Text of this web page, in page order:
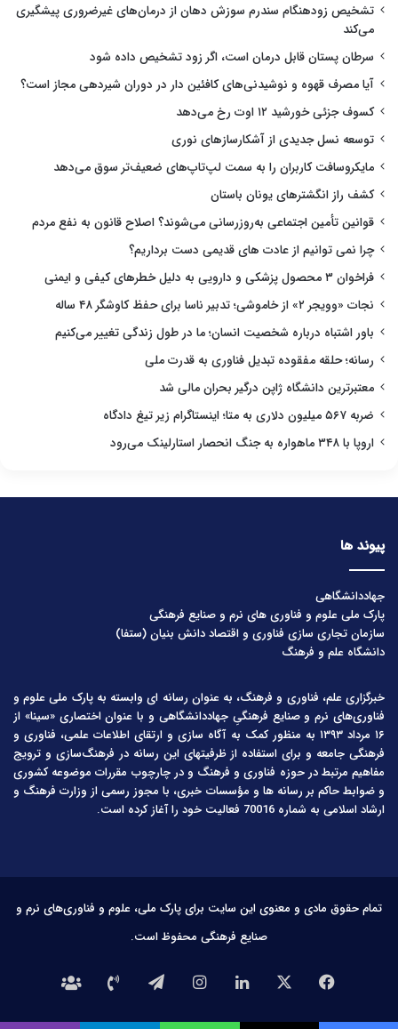
تشخیص زودهنگام سندرم سوزش دهان از درمان‌های غیرضروری پیشگیری
می‌کند
سرطان پستان قابل درمان است، اگر زود تشخیص داده شود
آیا مصرف قهوه و نوشیدنی‌های کافئین دار در دوران شیردهی مجاز است؟
کسوف جزئی خورشید ۱۲ اوت رخ می‌دهد
توسعه نسل جدیدی از آشکارسازهای نوری
مایکروسافت کاربران را به سمت لپ‌تاپ‌های ضعیف‌تر سوق می‌دهد
کشف راز انگشترهای یونان باستان
قوانین تأمین اجتماعی به‌روزرسانی می‌شوند؟ اصلاح قانون به نفع مردم
چرا نمی توانیم از عادت های قدیمی دست برداریم؟
فراخوان ۳ محصول پزشکی و دارویی به دلیل خطرهای کیفی و ایمنی
نجات «وویجر ۲» از خاموشی؛ تدبیر ناسا برای حفظ کاوشگر ۴۸ ساله
باور اشتباه درباره شخصیت انسان؛ ما در طول زندگی تغییر می‌کنیم
رسانه؛ حلقه مفقوده تبدیل فناوری به قدرت ملی
معتبرترین دانشگاه ژاپن درگیر بحران مالی شد
ضربه ۵۶۷ میلیون دلاری به متا؛ اینستاگرام زیر تیغ دادگاه
اروپا با ۳۴۸ ماهواره به جنگ انحصار استارلینک می‌رود
پیوند ها
جهاددانشگاهی
پارک ملی علوم و فناوری های نرم و صنایع فرهنگی
سازمان تجاری سازی فناوری و اقتصاد دانش بنیان (ستفا)
دانشگاه علم و فرهنگ
خبرگزاری علم، فناوری و فرهنگ، به عنوان رسانه ای وابسته به پارک ملی علوم و
فناوری‌های نرم و صنایع فرهنگیِ جهاددانشگاهی و با عنوان اختصاری «سینا» از
۱۶ مرداد ۱۳۹۳ به منظور کمک به آگاه سازی و ارتقای اطلاعات علمی، فناوری و
فرهنگی جامعه و برای استفاده از ظرفیتهای این رسانه در فرهنگ‌سازی و ترویج
مفاهیم مرتبط در حوزه فناوری و فرهنگ و در چارچوب مقررات موضوعه کشوری
و ضوابط حاکم بر رسانه ها و مؤسسات خبری، با مجوز رسمی از وزارت فرهنگ و
ارشاد اسلامی به شماره 70016 فعالیت خود را آغاز کرده است.
تمام حقوق مادی و معنوی این سایت برای پارک ملی، علوم و فناوری‌های نرم و
صنایع فرهنگی محفوظ است.
فیس
بوک
لینکدیناینستاگرامتلگرامتماس درباره